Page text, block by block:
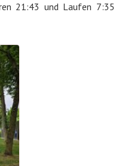
21:43 und Laufen 7:35